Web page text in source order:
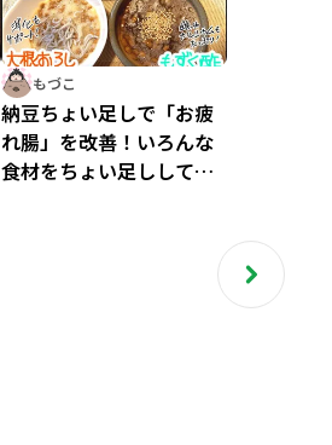
もづこ
納豆ちょい足しで「お疲
れ腸」を改善！いろんな
食材をちょい足ししてレ